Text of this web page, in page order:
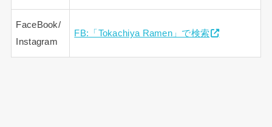
FaceBook/
Instagram
FB:「Tokachiya Ramen」で検索